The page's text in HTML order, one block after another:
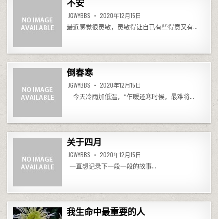
不安
JGWYBBS 2020年12月15日
最近感觉很灵敏，灵敏得让自已有些得意又有…
倒春寒
JGWYBBS 2020年12月15日
今天冷雨加低温，“乍暖还寒时候，最难将…
关于四月
JGWYBBS 2020年12月15日
一直想记录下一段一段的故事…
我生命中最重要的人